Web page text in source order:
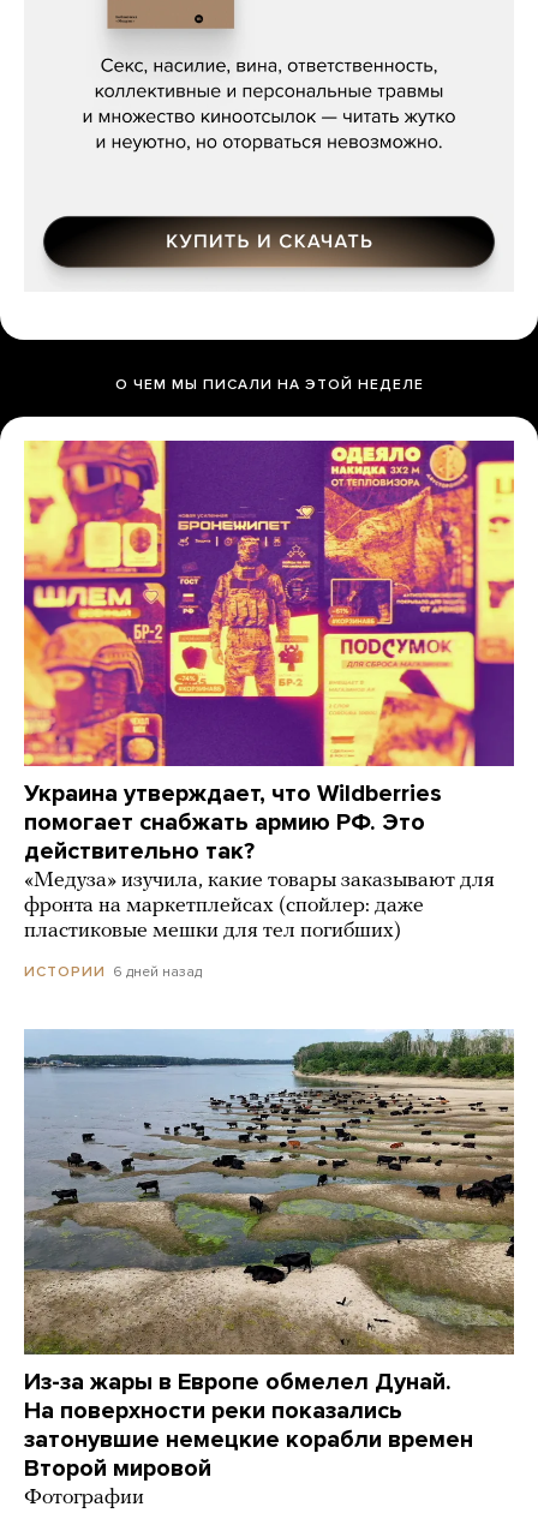
Сергей Кузнецов, «Мясорубка
О ЧЕМ МЫ ПИСАЛИ НА ЭТОЙ НЕДЕЛЕ
Украина утверждает, что Wildberries
помогает снабжать армию РФ. Это
действительно так?
«Медуза» изучила, какие товары заказывают для
фронта на маркетплейсах (спойлер: даже
пластиковые мешки для тел погибших)
ИСТОРИИ 6 дней назад
Из-за жары в Европе обмелел Дунай.
На поверхности реки показались
затонувшие немецкие корабли времен
Второй мировой
Фотографии